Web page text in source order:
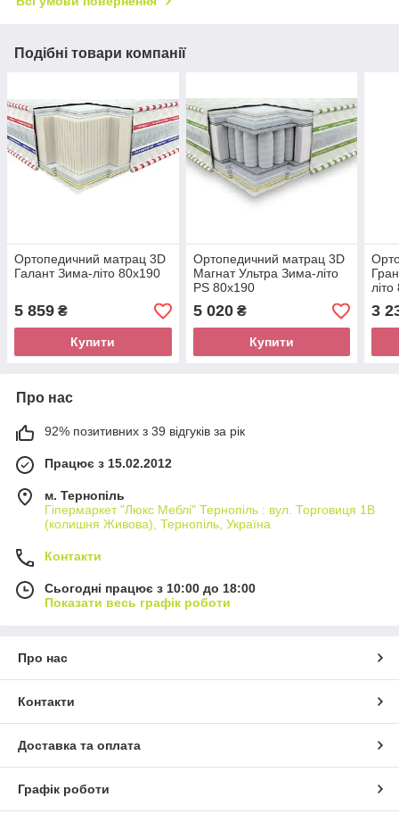
Подібні товари компанії
Ортопедичний матрац 3D
Галант Зима-літо 80х190
5 859 ₴
Купити
Ортопедичний матрац 3D
Магнат Ультра Зима-літо
PS 80х190
5 020₴
Купити
3
Про нас
92% позитивних з 39 відгуків за рік
Працює з 15.02.2012
м. Тернопіль
Гіпермаркет "Люкс Меблі" Тернопіль : вул. Торговиця 1В
(колишня Живова), Тернопіль, Україна
Контакти
Сьогодні працює з 10:00 до 18:00
Показати весь графік роботи
Про нас
Контакти
Доставка та оплата
Графік роботи